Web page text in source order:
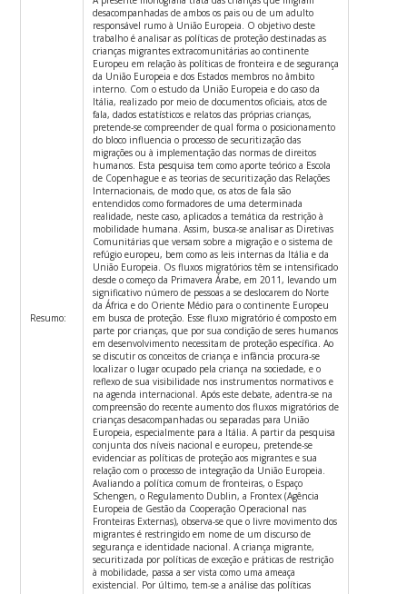
Resumo:
desacompanhadas de ambos os pais ou de um adulto
responsável rumo à União Europeia. O objetivo deste
trabalho é analisar as políticas de proteção destinadas as
crianças migrantes extracomunitárias ao continente
Europeu em relação às políticas de fronteira e de segurança
da União Europeia e dos Estados membros no âmbito
interno. Com o estudo da União Europeia e do caso da
Itália, realizado por meio de documentos oficiais, atos de
fala, dados estatísticos e relatos das próprias crianças,
pretende-se compreender de qual forma o posicionamento
do bloco influencia o processo de securitização das
migrações ou à implementação das normas de direitos
humanos. Esta pesquisa tem como aporte teórico a Escola
de Copenhague e as teorias de securitização das Relações
Internacionais, de modo que, os atos de fala são
entendidos como formadores de uma determinada
realidade, neste caso, aplicados a temática da restrição à
mobilidade humana. Assim, busca-se analisar as Diretivas
Comunitárias que versam sobre a migração e o sistema de
refúgio europeu, bem como as leis internas da Itália e da
União Europeia. Os fluxos migratórios têm se intensificado
desde o começo da Primavera Árabe, em 2011, levando um
significativo número de pessoas a se deslocarem do Norte
da África e do Oriente Médio para o continente Europeu
em busca de proteção. Esse fluxo migratório é composto em
parte por crianças, que por sua condição de seres humanos
em desenvolvimento necessitam de proteção específica. Ao
se discutir os conceitos de criança e infância procura-se
localizar o lugar ocupado pela criança na sociedade, e o
reflexo de sua visibilidade nos instrumentos normativos e
na agenda internacional. Após este debate, adentra-se na
compreensão do recente aumento dos fluxos migratórios de
crianças desacompanhadas ou separadas para União
Europeia, especialmente para a Itália. A partir da pesquisa
conjunta dos níveis nacional e europeu, pretende-se
evidenciar as políticas de proteção aos migrantes e sua
relação com o processo de integração da União Europeia.
Avaliando a política comum de fronteiras, o Espaço
Schengen, o Regulamento Dublin, a Frontex (Agência
Europeia de Gestão da Cooperação Operacional nas
Fronteiras Externas), observa-se que o livre movimento dos
migrantes é restringido em nome de um discurso de
segurança e identidade nacional. A criança migrante,
securitizada por políticas de exceção e práticas de restrição
à mobilidade, passa a ser vista como uma ameaça
existencial. Por último, tem-se a análise das políticas